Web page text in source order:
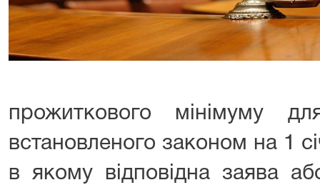
прожиткового мінімуму
встановленого законом на 1
в якому відповідна заява